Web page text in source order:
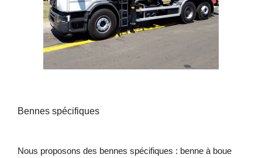
Bennes spécifiques
Nous proposons des bennes spécifiques : benne à boue